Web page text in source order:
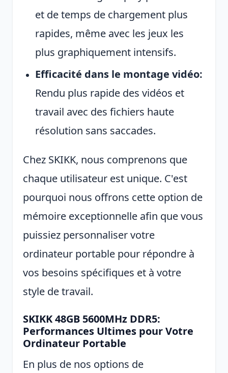
et de temps de chargement plus
rapides, même avec les jeux les
plus graphiquement intensifs.
Efficacité dans le montage vidéo:
Rendu plus rapide des vidéos et
travail avec des fichiers haute
résolution sans saccades.
Chez SKIKK, nous comprenons que
chaque utilisateur est unique. C'est
pourquoi nous offrons cette option de
mémoire exceptionnelle afin que vous
puissiez personnaliser votre
ordinateur portable pour répondre à
vos besoins spécifiques et à votre
style de travail.
SKIKK 48GB 5600MHz DDR5:
Performances Ultimes pour Votre
Ordinateur Portable
En plus de nos options de